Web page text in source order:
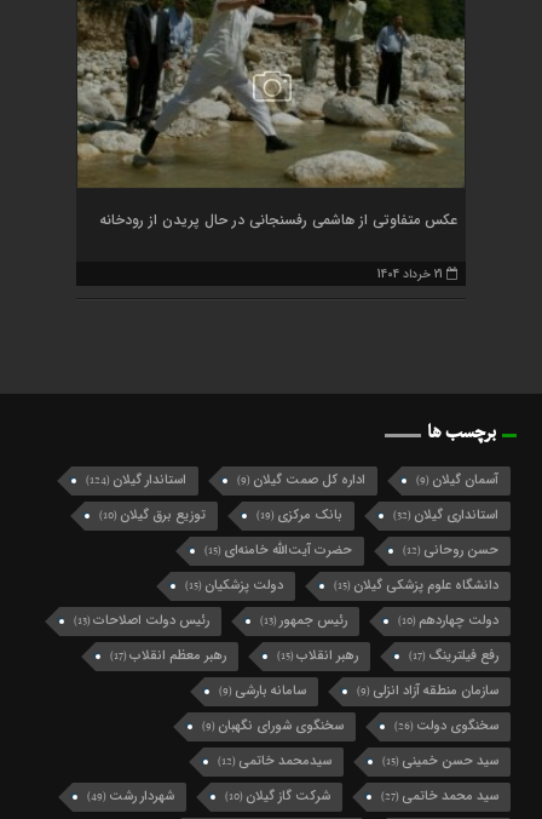
عکس متفاوتی از هاشمی رفسنجانی در حال پریدن از رودخانه
21 خرداد 1404
برچسب ها
آسمان گیلان (9) اداره کل صمت گیلان (9) استاندار گیلان (124)
استانداری گیلان (32) بانک مرکزی (19) توزیع برق گیلان (10)
حسن روحانی (12) حضرت آیت‌الله خامنه‌ای (15)
دانشگاه علوم پزشکی گیلان (15) دولت پزشکیان (15)
دولت چهاردهم (10) رئیس جمهور(13) رئیس دولت اصلاحات(13)
رفع فیلترینگ (17) رهبر انقلاب(15) رهبر معظم انقلاب(17)
سازمان منطقه آزاد انزلی (9) سامانه بارشی (9)
سخنگوی دولت (26) سخنگوی شورای نگهبان (9)
سید حسن خمینی (15) سیدمحمد خاتمی (12)
سید محمد خاتمی (27) شرکت گاز گیلان (10) شهردار رشت (49)